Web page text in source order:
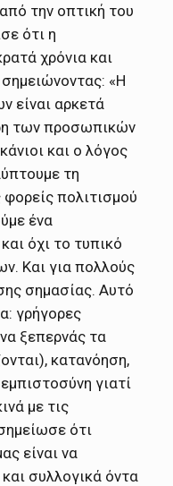
την οπτική του
ότι η
χρόνια και
σημειώνοντας: «Η
είναι αρκετά
των προσωπικών
και ο λόγος
τη
πολιτισμού
ένα
όχι το τυπικό
Και για πολλούς
σημασίας. Αυτό
γρήγορες
ξεπερνάς τα
κατανόηση,
γιατί
με τις
ότι
είναι να
συλλογικά όντα